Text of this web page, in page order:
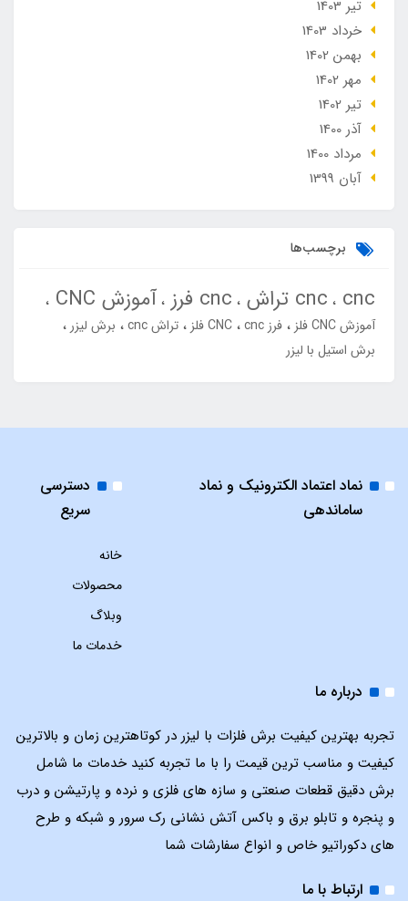
تير 1403
خرداد 1403
بهمن 1402
مهر 1402
تير 1402
آذر 1400
مرداد 1400
آبان 1399
برچسب‌ها
cnc cnc تراش cnc فرز آموزش CNC
آموزش CNC فلز فرز cnc CNC فلز تراش cnc
برش لیزر
برش استیل با لیزر
نماد اعتماد الکترونیک و نماد
ساماندهی
دسترسی
سریع
خانه
محصولات
وبلاگ
خدمات ما
درباره ما
تجربه بهترین کیفیت برش فلزات با لیزر در کوتاهترین زمان و بالاترین
کیفیت و مناسب ترین قیمت را با ما تجربه کنید خدمات ما شامل
برش دقیق قطعات صنعتی و سازه های فلزی و نرده و پارتیشن و درب
و پنجره و تابلو برق و باکس آتش نشانی رک سرور و شبکه و طرح
های دکوراتیو خاص و انواع سفارشات شما
ارتباط با ما